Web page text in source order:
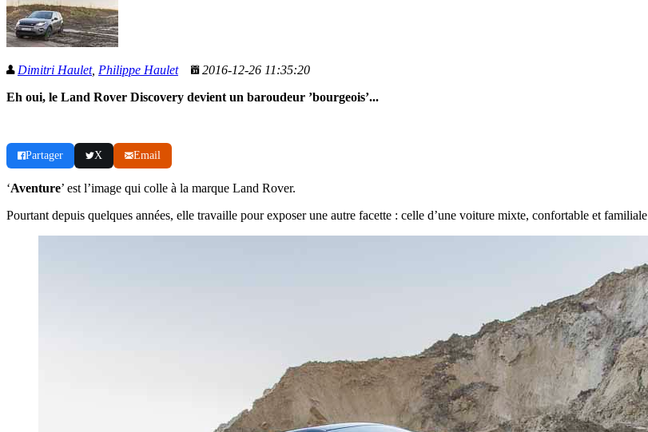
Dimitri Haulet, Philippe Haulet
2016-12-26 11:35:20
Eh oui, le Land Rover Discovery devient un baroudeur ’bourgeois’...
Partager X Email
‘Aventure’ est l’image qui colle à la marque Land Rover.
Pourtant depuis quelques années, elle travaille pour exposer une autre facette : celle d’une voiture mixte, confortable et familiale